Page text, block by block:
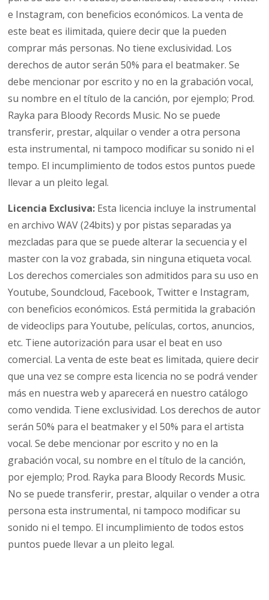
e Instagram, con beneficios económicos. La venta de
este beat es ilimitada, quiere decir que la pueden
comprar más personas. No tiene exclusividad. Los
derechos de autor serán 50% para el beatmaker. Se
debe mencionar por escrito y no en la grabación vocal,
su nombre en el título de la canción, por ejemplo; Prod.
Rayka para Bloody Records Music. No se puede
transferir, prestar, alquilar o vender a otra persona
esta instrumental, ni tampoco modificar su sonido ni el
tempo. El incumplimiento de todos estos puntos puede
llevar a un pleito legal.
Licencia Exclusiva: Esta licencia incluye la instrumental
en archivo WAV (24bits) y por pistas separadas ya
mezcladas para que se puede alterar la secuencia y el
master con la voz grabada, sin ninguna etiqueta vocal.
Los derechos comerciales son admitidos para su uso en
Youtube, Soundcloud, Facebook, Twitter e Instagram,
con beneficios económicos. Está permitida la grabación
de videoclips para Youtube, películas, cortos, anuncios,
etc. Tiene autorización para usar el beat en uso
comercial. La venta de este beat es limitada, quiere decir
que una vez se compre esta licencia no se podrá vender
más en nuestra web y aparecerá en nuestro catálogo
como vendida. Tiene exclusividad. Los derechos de autor
serán 50% para el beatmaker y el 50% para el artista
vocal. Se debe mencionar por escrito y no en la
grabación vocal, su nombre en el título de la canción,
por ejemplo; Prod. Rayka para Bloody Records Music.
No se puede transferir, prestar, alquilar o vender a otra
persona esta instrumental, ni tampoco modificar su
sonido ni el tempo. El incumplimiento de todos estos
puntos puede llevar a un pleito legal.